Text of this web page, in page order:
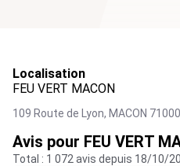
Localisation
FEU VERT MACON
109 Route de Lyon, MACON 71000
Avis pour FEU VERT
Total : 1 072 avis depuis 18/10/